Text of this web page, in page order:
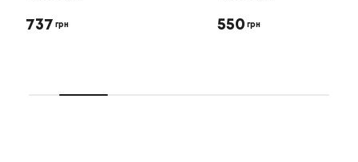
737 грн 550 грн